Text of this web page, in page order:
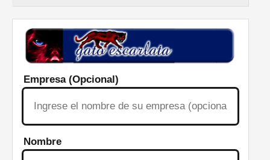
Empresa (Opcional)
Nombre